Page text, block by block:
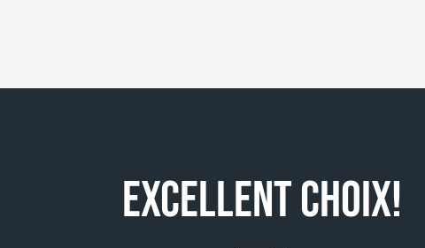
EXCELLENT CHOIX!